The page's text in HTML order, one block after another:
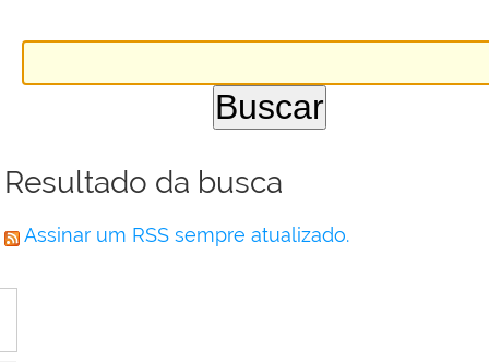
Resultado da busca
Assinar um RSS sempre atualizado.